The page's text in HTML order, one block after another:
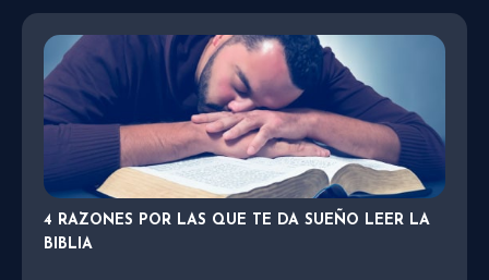
4 RAZONES POR LAS QUE TE DA SUEÑO LEER LA
BIBLIA